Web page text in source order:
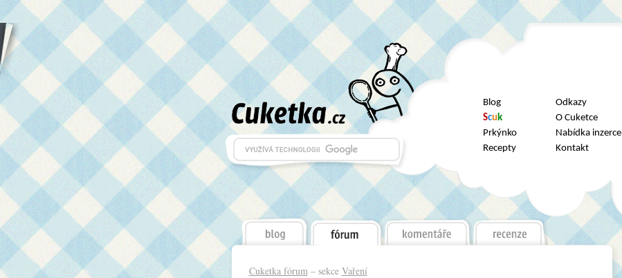
Blog
Scuk
Prkýnko
Recepty
Odkazy
O Cuketce
Nabídka inzerce
Kontakt
Cuketka fórum– sekce Vaření